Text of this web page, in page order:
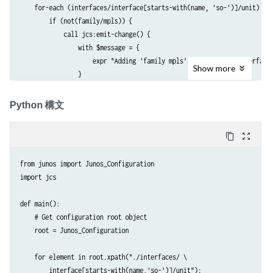
    for-each (interfaces/interface[starts-with(name, 'so-')]/unit) {
        if (not(family/mpls)) {
            call jcs:emit-change() {
                with $message = {
expr "Adding 'family mpls' to SONET/SDH
                }
                    <family> {
        }
    }
Show more
Python 構文
content_copy zoom_out_map
from junos import Junos_Configuration
import jcs
def main():
    # Get configuration root object
    root = Junos_Configuration
    for element in root.xpath("./interfaces/ \
        interface[starts-with(name,'so-')]/unit"):